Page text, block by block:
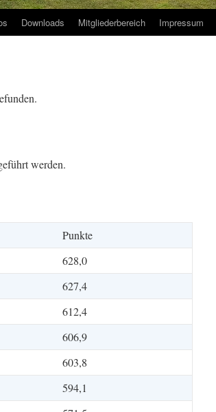
Downloads Mitgliederbereich Impressum
werden.
Punkte
628,0
627,4
612,4
606,9
603,8
594,1